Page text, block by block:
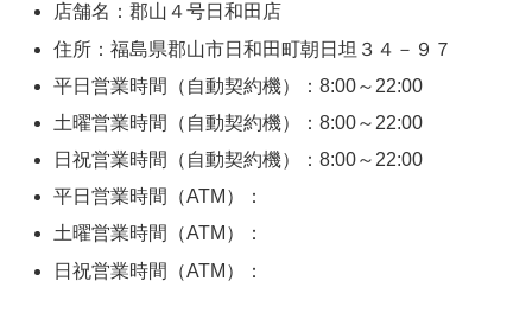
店舗名：郡山４号日和田店
住所：福島県郡山市日和田町朝日坦３４－９７
平日営業時間（自動契約機）：8:00～22:00
土曜営業時間（自動契約機）：8:00～22:00
日祝営業時間（自動契約機）：8:00～22:00
平日営業時間（ATM）：
土曜営業時間（ATM）：
日祝営業時間（ATM）：